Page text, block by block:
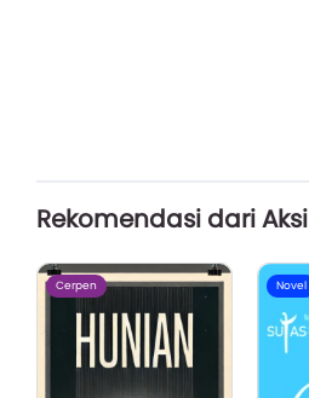
Rekomendasi dari Aksi
Cerpen Novel